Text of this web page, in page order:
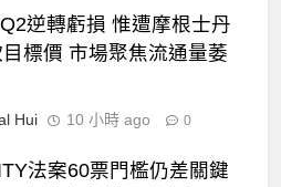
逆轉虧損 惟遭摩根士丹
標價 市場聚焦流通量萎
Hui 10 小時 ago 0
法案60票門檻仍差關鍵